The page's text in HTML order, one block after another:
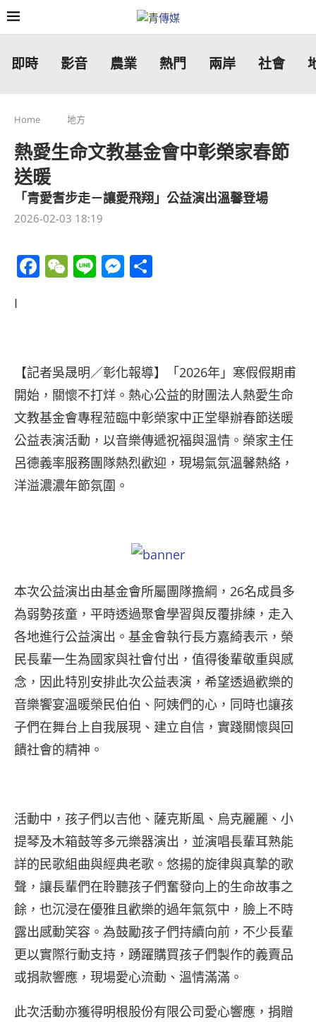
即時 影音 農業 熱門 兩岸 社會
Home 地方
熱愛生命文教基金會中彰榮家春節
送暖
「青愛耆步走－讓愛飛翔」公益演出溫馨登場
2026-02-03 18:19
Facebook
WeChat
LineMessenger
I
【記者吳晟明／彰化報導】「2026年」寒假假期甫
開始，關懷不打烊。熱心公益的財團法人熱愛生命
文教基金會專程蒞臨中彰榮家中正堂舉辦春節送暖
公益表演活動，以音樂傳遞祝福與溫情。榮家主任
呂德義率服務團隊熱烈歡迎，現場氣氛溫馨熱絡，
洋溢濃濃年節氛圍。
本次公益演出由基金會所屬團隊擔綱，26名成員多
為弱勢孩童，平時透過聚會學習與反覆排練，走入
各地進行公益演出。基金會執行長方嘉綺表示，榮
民長輩一生為國家與社會付出，值得後輩敬重與感
念，因此特別安排此次公益表演，希望透過歡樂的
音樂饗宴溫暖榮民伯伯、阿姨們的心，同時也讓孩
子們在舞台上自我展現、建立自信，實踐關懷與回
饋社會的精神。
活動中，孩子們以吉他、薩克斯風、烏克麗麗、小
提琴及木箱鼓等多元樂器演出，並演唱長輩耳熟能
詳的民歌組曲與經典老歌。悠揚的旋律與真摯的歌
聲，讓長輩們在聆聽孩子們奮發向上的生命故事之
餘，也沉浸在優雅且歡樂的過年氣氛中，臉上不時
露出感動笑容。為鼓勵孩子們持續向前，不少長輩
更以實際行動支持，踴躍購買孩子們製作的義賣品
或捐款響應，現場愛心流動、溫情滿滿。
此次活動亦獲得明根股份有限公司愛心響應，捐贈